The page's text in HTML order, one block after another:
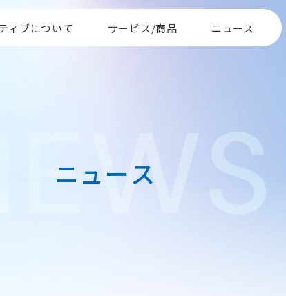
ィブについて サービス/商品 ニュース
ニュース